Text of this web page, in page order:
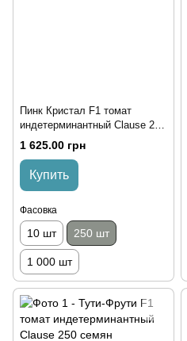
Пинк Кристал F1 томат
индетерминантный Clause 250
семян
1 625.00 грн
Купить
Фасовка
10 шт 250 шт
1 000 шт